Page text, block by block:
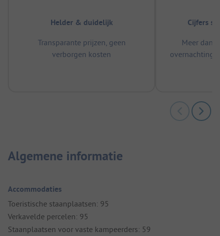
Helder & duidelijk
Transparante prijzen, geen
verborgen kosten
Cijfers
Meer dan
Algemene informatie
Accommodaties
Toeristische staanplaatsen: 95
Verkavelde percelen: 95
Staanplaatsen voor vaste kampeerders: 59